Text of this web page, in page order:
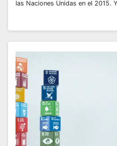
las Naciones Unidas en el 2015.